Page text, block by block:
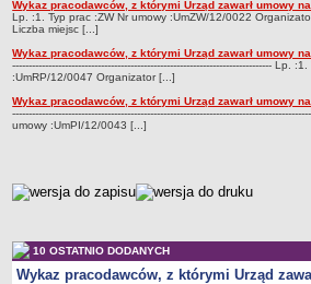
Raport o stanie zapewnienia dostępności
POWIATOWY URZĄD PRACY
Dane teleadresowe
Dane statystyczne
Zadania publiczne
Kontrole
Sygnaliści
ZAŁATWIANIE SPRAW W PUP
Wykaz pracodawców, z którymi Urząd zawarł umowy
Lp. :1. Typ prac :ZW Nr umowy :UmZW/12/0022
Liczba miejsc [...]
Wykaz pracodawców, z którymi Urząd zawarł umowy
------------------------------------------------------------------------------- Lp.
:UmRP/12/0047 Organizator [...]
Wykaz pracodawców, z którymi Urząd zawarł umowy
umowy :UmPI/12/0043 [...]
metryczka
10 OSTATNIO DODANYCH
Wykaz pracodawców, z którymi Urząd